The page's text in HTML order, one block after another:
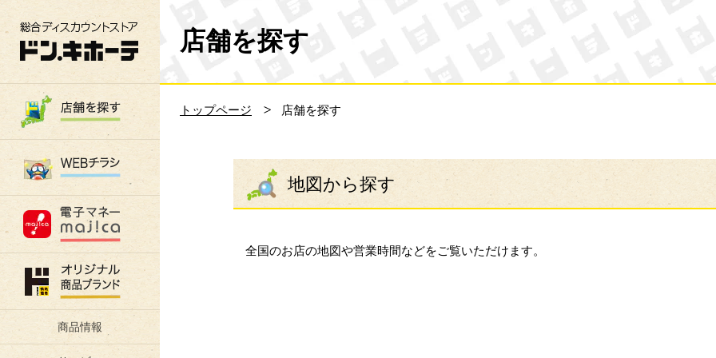
総合ディスカウントストア 驚安の殿堂 ドン・キホーテ
商品情報
店舗を探す
トップページ 店舗を探す
地図から探す
全国のお店の地図や営業時間などをご覧いただけます。